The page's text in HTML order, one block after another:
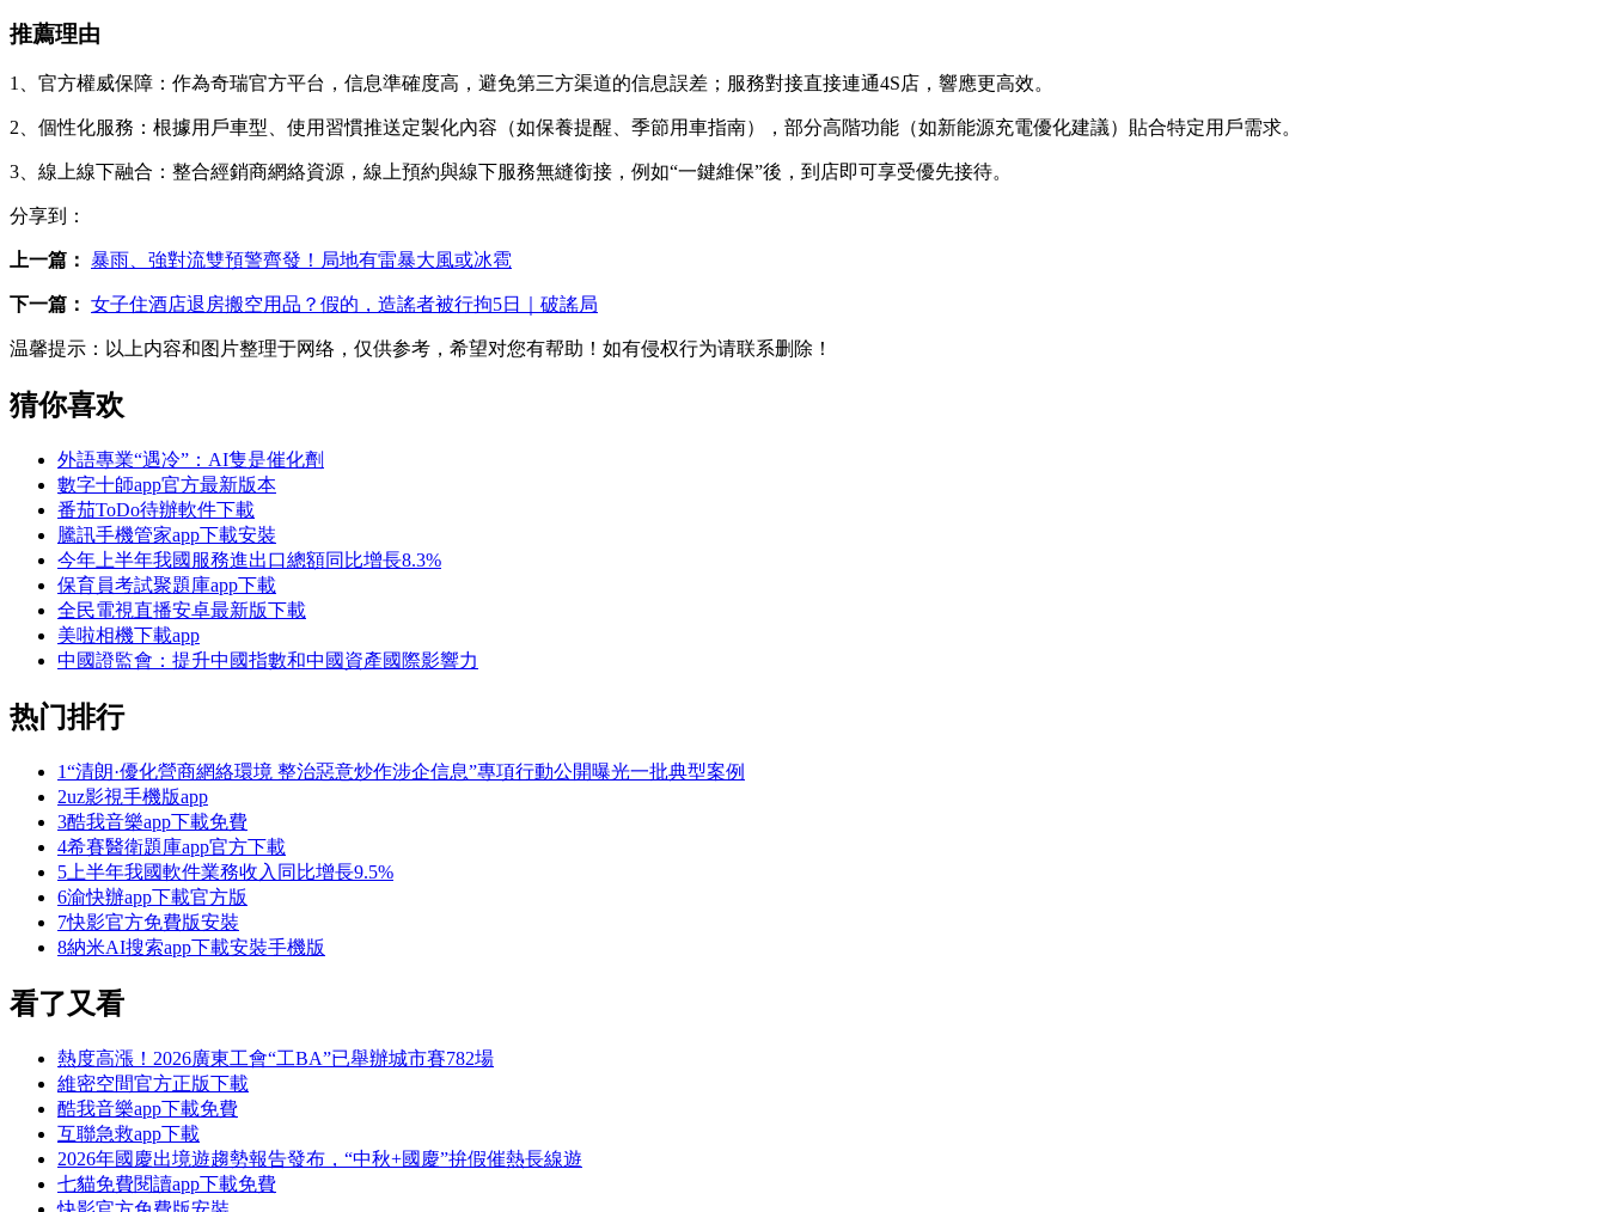
推薦理由
1、官方權威保障：作為奇瑞官方平台，信息準確度高，避免第三方渠道的信息誤差；服務對接直接連通4S店，響應更高效。
2、個性化服務：根據用戶車型、使用習慣推送定製化內容（如保養提醒、季節用車指南），部分高階功能（如新能源充電優化建議）貼合特定用戶需求。
3、線上線下融合：整合經銷商網絡資源，線上預約與線下服務無縫銜接，例如“一鍵維保”後，到店即可享受優先接待。
分享到：
上一篇： 暴雨、強對流雙預警齊發！局地有雷暴大風或冰雹
下一篇： 女子住酒店退房搬空用品？假的，造謠者被行拘5日｜破謠局
温馨提示： 以上内容和图片整理于网络，仅供参考，希望对您有帮助！如有侵权行为请联系删除！
猜你喜欢
外語專業“遇冷”：AI隻是催化劑
數字十師app官方最新版本
番茄ToDo待辦軟件下載
騰訊手機管家app下載安裝
今年上半年我國服務進出口總額同比增長8.3%
保育員考試聚題庫app下載
全民電視直播安卓最新版下載
美啦相機下載app
中國證監會：提升中國指數和中國資產國際影響力
热门排行
1“清朗·優化營商網絡環境 整治惡意炒作涉企信息”專項行動公開曝光一批典型案例
2uz影視手機版app
3酷我音樂app下載免費
4希賽醫衛題庫app官方下載
5 上半年我國軟件業務收入同比增長9.5%
6渝快辦app下載官方版
7快影官方免費版安裝
8納米AI搜索app下載安裝手機版
看了又看
熱度高漲！2026廣東工會“工BA”已舉辦城市賽782場
維密空間官方正版下載
酷我音樂app下載免費
互聯急救app下載
2026年國慶出境遊趨勢報告發布，“中秋+國慶”拚假催熱長線遊
七貓免費閱讀app下載免費